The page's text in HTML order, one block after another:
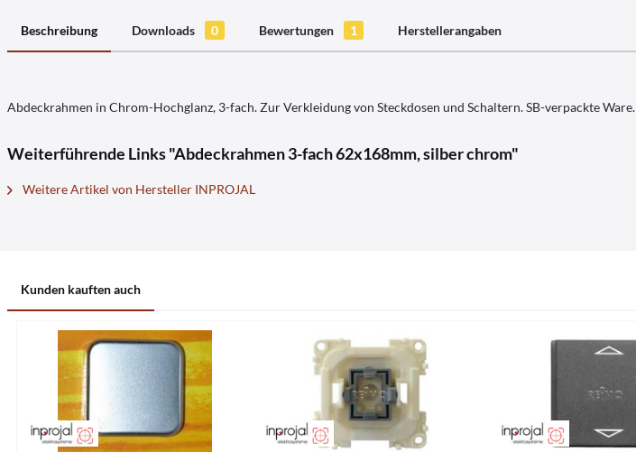
Beschreibung Downloads 0 Bewertungen 1 Herstellerangaben
Abdeckrahmen in Chrom-Hochglanz, 3-fach. Zur Verkleidung von Steckdosen und Schaltern. SB-verpackte Ware.
Weiterführende Links "Abdeckrahmen 3-fach 62x168mm, silber chrom"
Weitere Artikel von Hersteller INPROJAL
Kunden kauften auch